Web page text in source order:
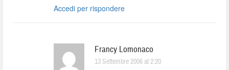
Accedi per rispondere
Francy Lomonaco
13 Settembre 2006 at 2:20